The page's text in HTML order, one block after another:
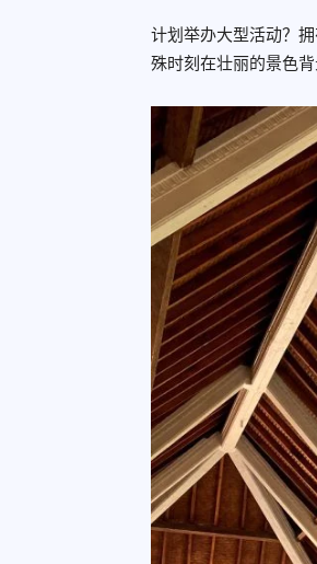
计划举办大型活动？
殊时刻在壮丽的景色